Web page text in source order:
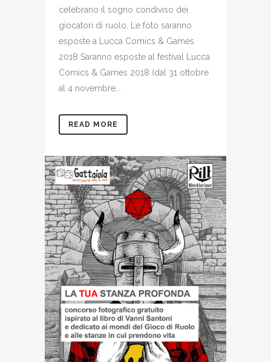
celebrano il sogno condiviso dei
giocatori di ruolo. Le foto saranno
esposte a Lucca Comics & Games
2018 Saranno esposte al festival Lucca
Comics & Games 2018 (dal 31 ottobre
al 4 novembre...
READ MORE